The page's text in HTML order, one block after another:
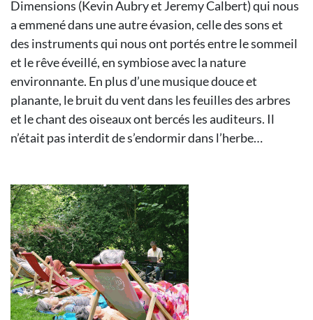
Dimensions (Kevin Aubry et Jeremy Calbert) qui nous
a emmené dans une autre évasion, celle des sons et
des instruments qui nous ont portés entre le sommeil
et le rêve éveillé, en symbiose avec la nature
environnante. En plus d’une musique douce et
planante, le bruit du vent dans les feuilles des arbres
et le chant des oiseaux ont bercés les auditeurs. Il
n’était pas interdit de s’endormir dans l’herbe…